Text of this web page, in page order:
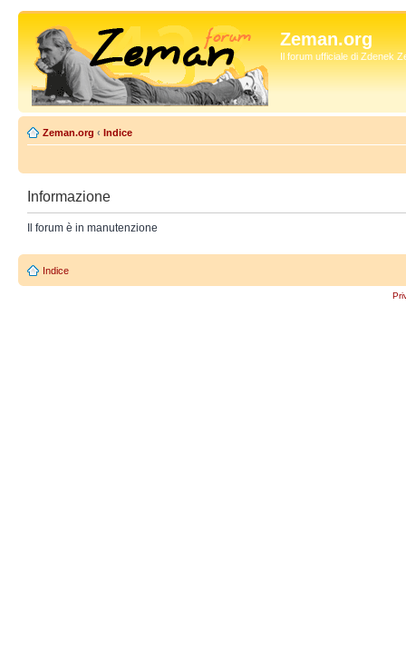
Zeman.org
Il forum ufficiale di Zdenek
Zeman.org ‹ Indice
Informazione
Il forum è in manutenzione
Indice